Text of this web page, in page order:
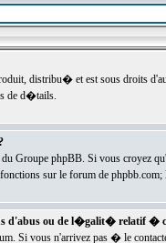
distribu� et est sous droits
de d�tails.
Groupe phpBB. Si vous croyez
fonctions sur le forum de
d'abus ou de l�galit� relatif �
Si vous n'arrivez pas � le